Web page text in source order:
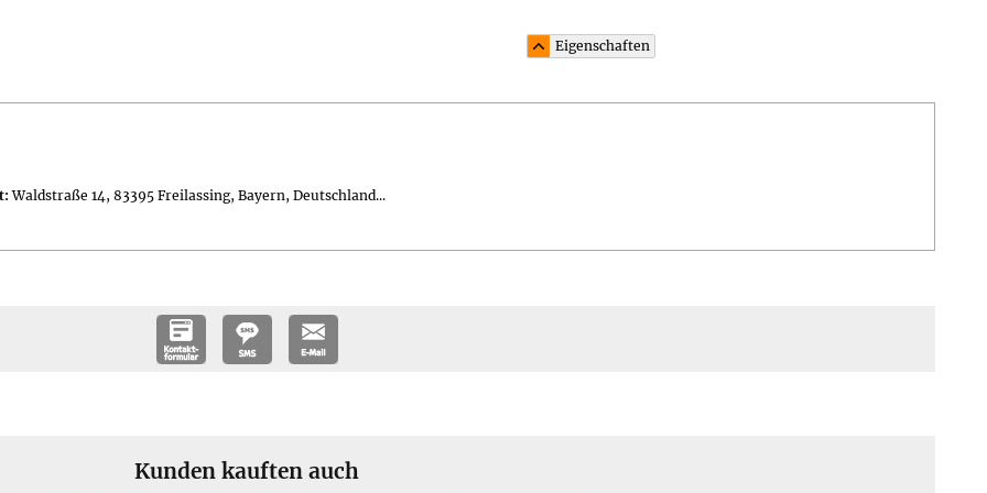
Eigenschaften
Waldstraße 14, 83395 Freilassing, Bayern, Deutschland...
Kunden kauften auch